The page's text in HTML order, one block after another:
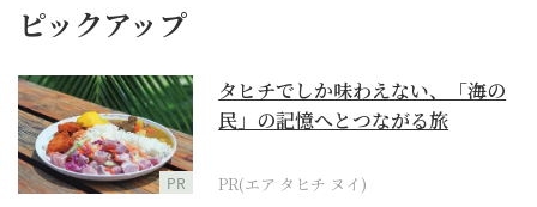
ピックアップ
PR
タヒチでしか味わえない、「海の
民」の記憶へとつながる旅
PR(エア タヒチ ヌイ)